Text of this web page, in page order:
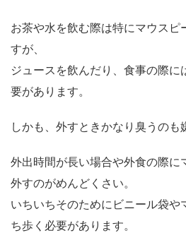
お茶や水を飲む際は特にマウスピ
すが、
ジュースを飲んだり、食事の際に
要があります。
しかも、外すときかなり臭うのも
外出時間が長い場合や外食の際に
外すのがめんどくさい。
いちいちそのためにビニール袋や
ち歩く必要があります。